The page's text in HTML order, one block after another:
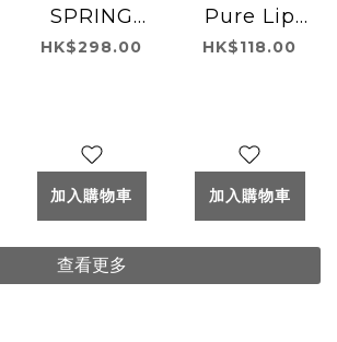
SPRING
MAKEUP
HK$298.00
加入購物車
Pure Lip
Serum 唇部
HK$118.00
加入購物車
查看更多